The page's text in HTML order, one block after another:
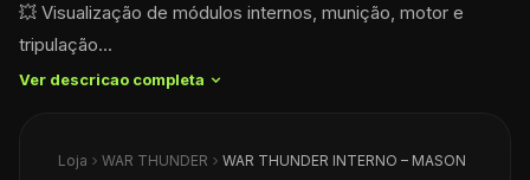
💥 Visualização de módulos internos, munição, motor e
tripulação...
Loja WAR THUNDER WAR THUNDER INTERNO – MASON